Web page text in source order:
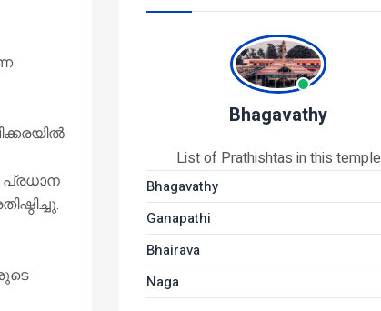
പ്രധാന
Bhagavathy
List of Prathishtas in this temple
Bhagavathy
Ganapathi
Bhairava
Naga